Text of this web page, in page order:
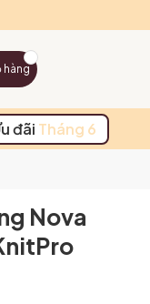
hàng
đãi Tháng 6
Nova